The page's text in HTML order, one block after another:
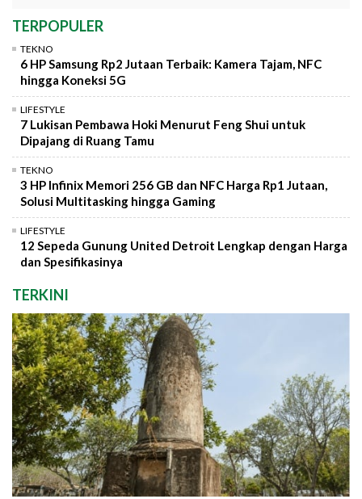
TERPOPULER
TEKNO
6 HP Samsung Rp2 Jutaan Terbaik: Kamera Tajam, NFC
hingga Koneksi 5G
LIFESTYLE
7 Lukisan Pembawa Hoki Menurut Feng Shui untuk
Dipajang di Ruang Tamu
TEKNO
3 HP Infinix Memori 256 GB dan NFC Harga Rp1 Jutaan,
Solusi Multitasking hingga Gaming
LIFESTYLE
12 Sepeda Gunung United Detroit Lengkap dengan Harga
dan Spesifikasinya
TERKINI